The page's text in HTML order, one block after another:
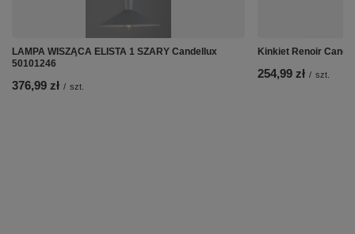
LAMPA WISZĄCA ELISTA 1 SZARY Candellux
50101246
376,99 zł / szt.
Kinkiet Renoir
254,99 zł / szt.